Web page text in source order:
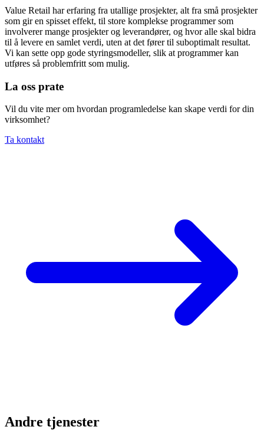
Value Retail har erfaring fra utallige prosjekter, alt fra små prosjekter
som gir en spisset effekt, til store komplekse programmer som
involverer mange prosjekter og leverandører, og hvor alle skal bidra
til å levere en samlet verdi, uten at det fører til suboptimalt resultat.
Vi kan sette opp gode styringsmodeller, slik at programmer kan
utføres så problemfritt som mulig.
La oss prate
Vil du vite mer om hvordan programledelse kan skape verdi for din
virksomhet?
Ta kontakt
Andre tjenester